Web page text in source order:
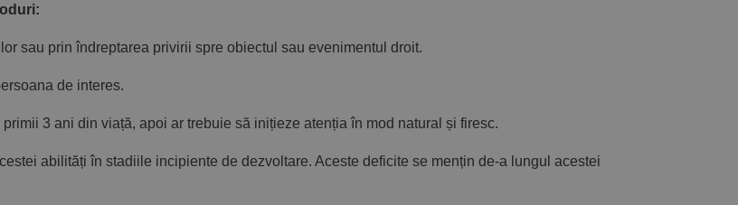
prin îndreptarea privirii spre obiectul sau evenimentul droit.
de interes.
3 ani din viață, apoi ar trebuie să inițieze atenția în mod natural și firesc.
abilități în stadiile incipiente de dezvoltare. Aceste deficite se mențin de-a lungul acestei